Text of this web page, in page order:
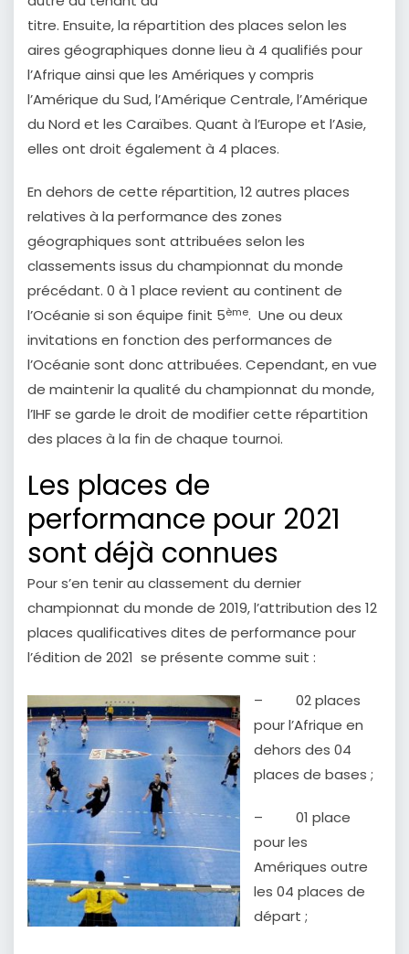
titre. Ensuite, la répartition des places selon les
aires géographiques donne lieu à 4 qualifiés pour
l’Afrique ainsi que les Amériques y compris
l’Amérique du Sud, l’Amérique Centrale, l’Amérique
du Nord et les Caraïbes. Quant à l’Europe et l’Asie,
elles ont droit également à 4 places.
En dehors de cette répartition, 12 autres places
relatives à la performance des zones
géographiques sont attribuées selon les
classements issus du championnat du monde
précédant. 0 à 1 place revient au continent de
l’Océanie si son équipe finit 5ème. Une ou deux
invitations en fonction des performances de
l’Océanie sont donc attribuées. Cependant, en vue
de maintenir la qualité du championnat du monde,
l’IHF se garde le droit de modifier cette répartition
des places à la fin de chaque tournoi.
Les places de
performance pour 2021
sont déjà connues
Pour s’en tenir au classement du dernier
championnat du monde de 2019, l’attribution des 12
places qualificatives dites de performance pour
l’édition de 2021 se présente comme suit :
– 02 places
pour l’Afrique en
dehors des 04
places de bases ;
– 01 place
pour les
Amériques outre
les 04 places de
départ ;